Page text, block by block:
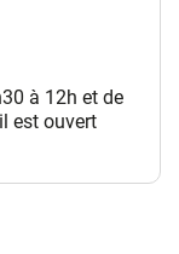
à 12h et de
est ouvert